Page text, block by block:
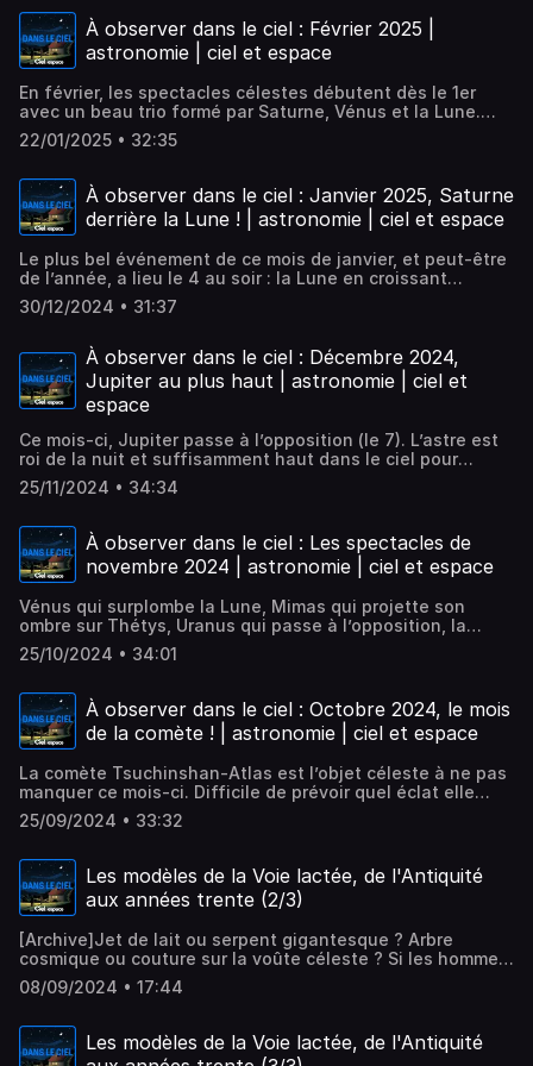
soutenu par le ministère de la Culture, le ministère de la
jeunesse des sports et de la vie associative, Vaonis et la
revue Ciel&Espace.Hébergé par Ausha. Visitez
ausha.co/politique-de-confidentialite pour plus
d'informations.
Jupiter le 6, et de Mars le 9, avant de se coucher éclipsée
le 14. Et ne manquez pas l’éclipse partielle de Soleil du 29
mars ! Les éphémérides radio de Ciel & Espace sont
Franco.Hébergé par Ausha. Visitez ausha.co/politique-de-
confidentialite pour plus d'informations.
À observer dans le ciel : Février 2025 |
astronomie | ciel et espace
En février, les spectacles célestes débutent dès le 1er
avec un beau trio formé par Saturne, Vénus et la Lune.
Deux jours plus tard, Jupiter stationne près des Hyades et
le 9, la Lune frôle Mars. A observer aussi : l’ombre de
un très fin croissant de Lune visible à l’ouest le 28. Les
éphémérides radio de Ciel & Espace sont présentées par
David Fossé et réalisées par Nicolas Franco.Hébergé par
plus d'informations.
22/01/2025 • 32:35
À observer dans le ciel : Janvier 2025, Saturne
derrière la Lune ! | astronomie | ciel et espace
Le plus bel événement de ce mois de janvier, et peut-être
de l’année, a lieu le 4 au soir : la Lune en croissant
occulte Saturne ! La veille, notre satellite est en
conjonction avec Vénus. Autre événements notables : le
conjonction Mars-Lune le 14, et un bel alignement de
satellites de Jupiter le 19… Les éphémérides radio de Ciel
& Espace sont présentées par David Fossé et réalisées
par Nicolas Franco.Hébergé par Ausha. Visitez
ausha.co/politique-de-confidentialite pour plus
d'informations.
30/12/2024 • 31:37
À observer dans le ciel : Décembre 2024,
Jupiter au plus haut | astronomie | ciel et
espace
Ce mois-ci, Jupiter passe à l’opposition (le 7). L’astre est
roi de la nuit et suffisamment haut dans le ciel pour
promettre de belles observations. Autres beaux
spectacles : un coucher de Lune sous l’éclat de Vénus,
rapprochement entre la Lune et Jupiter, puis Mars. Et
enfin la possibilité de voir Mercure à l’aube. Ne manquez
pas non plus nos idées de cadeaux astro ! Les
David Fossé et réalisées par Nicolas Franco.Hébergé par
Ausha. Visitez ausha.co/politique-de-confidentialite pour
plus d'informations.
25/11/2024 • 34:34
À observer dans le ciel : Les spectacles de
novembre 2024 | astronomie | ciel et espace
Vénus qui surplombe la Lune, Mimas qui projette son
ombre sur Thétys, Uranus qui passe à l’opposition, la
Lune, Mars et l’amas de la Crèche qui forment un triangle
et la Lune encore, qui se lève dans l’Arc de Triomphe :
aussi les chroniques de Cyril Birnbaum et Sébastien
Fontaine ! Les éphémérides radio de Ciel & Espace sont
présentées par David Fossé et réalisées par Nicolas
confidentialite pour plus d'informations.
25/10/2024 • 34:01
À observer dans le ciel : Octobre 2024, le mois
de la comète ! | astronomie | ciel et espace
La comète Tsuchinshan-Atlas est l’objet céleste à ne pas
manquer ce mois-ci. Difficile de prévoir quel éclat elle
atteindra, mais elle promet déjà quelques clichés très
spectaculaires. Elle occupe une bonne part de cette
Mars sont les autres cibles que nous vous conseillons...
Les éphémérides radio de Ciel & Espace sont présentées
par David Fossé et réalisées par Nicolas Franco.Hébergé
pour plus d'informations.
25/09/2024 • 33:32
Les modèles de la Voie lactée, de l'Antiquité
aux années trente (2/3)
[Archive]Jet de lait ou serpent gigantesque ? Arbre
cosmique ou couture sur la voûte céleste ? Si les hommes
n'ont jamais manqué d'imagination pour décrire la Voie
lactée, il leur a fallu plus de vingt siècle de tâtonnements
d'étoiles, dans laquelle ils étaient plongé ! Plantez dans
votre regard dans la voûte céleste en écoutant cette
08/09/2024 • 17:44
Les modèles de la Voie lactée, de l'Antiquité